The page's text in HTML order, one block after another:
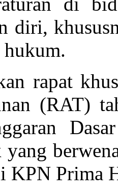
diri,
hukum.
rapat
(RAT)
yang
KPN Prima